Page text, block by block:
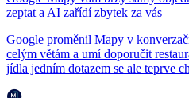
zeptat a AI zařídí zbytek za vás
Google proměnil Mapy v
celým větám a umí doporučit
jídla jedním dotazem se ale teprve